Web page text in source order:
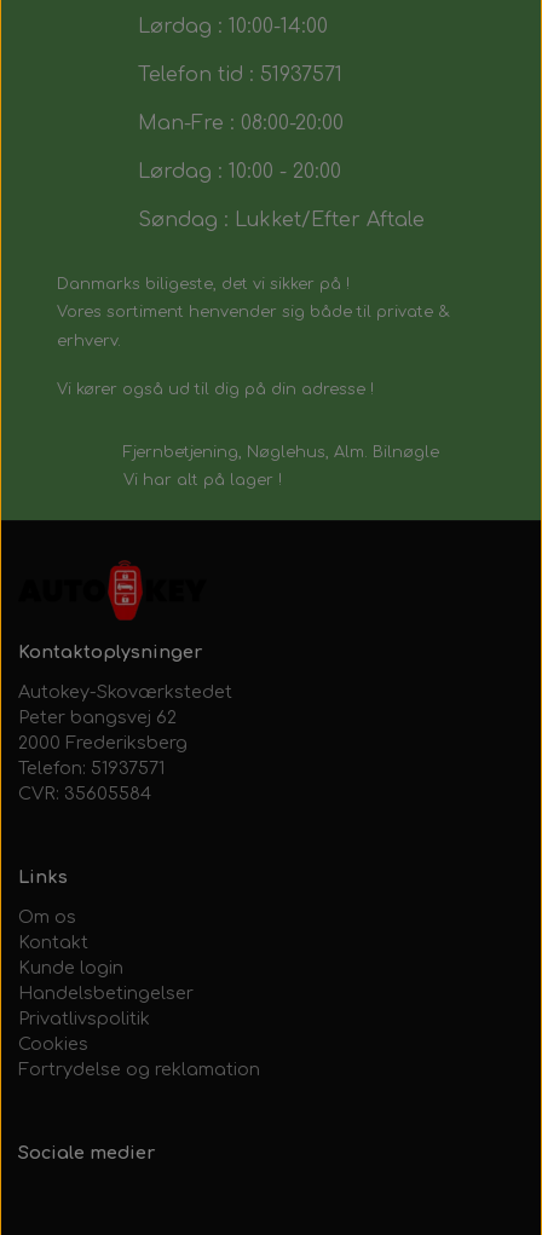
Lørdag : 10:00-14:00
Telefon tid : 51937571
Man-Fre : 08:00-20:00
Lørdag : 10:00 - 20:00
Søndag : Lukket/Efter Aftale
Danmarks biligeste, det vi sikker på !
Vores sortiment henvender sig både til private &
erhverv.
Vi kører også ud til dig på din adresse !
Fjernbetjening, Nøglehus, Alm. Bilnøgle
Vi har alt på lager !
Kontaktoplysninger
Autokey-Skoværkstedet
Peter bangsvej 62
2000 Frederiksberg
Telefon: 51937571
CVR: 35605584
Links
Om os
Kontakt
Kunde login
Handelsbetingelser
Privatlivspolitik
Cookies
Fortrydelse og reklamation
Sociale medier